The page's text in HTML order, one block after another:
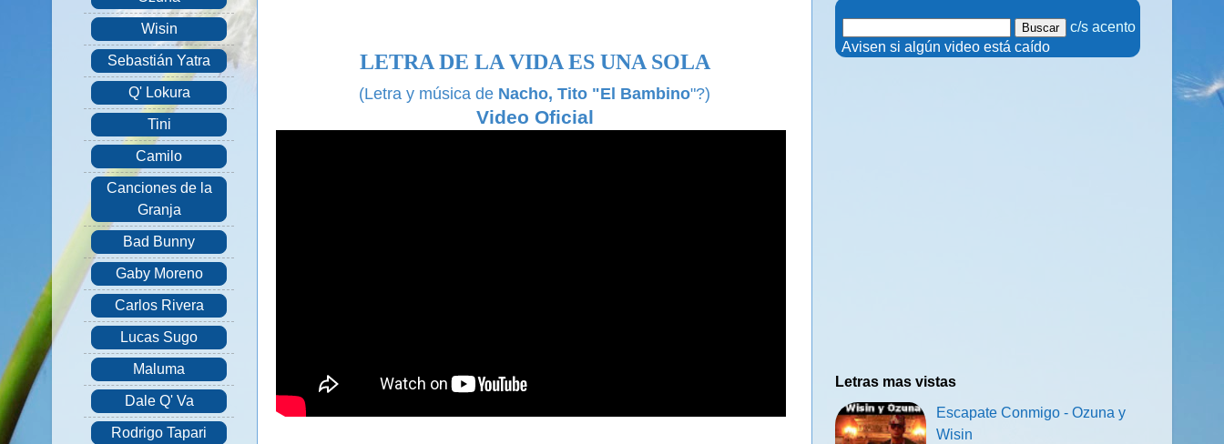
LETRA DE LA VIDA ES UNA SOLA
(Letra y música de Nacho, Tito "El Bambino"?)
Video Oficial
Wisin
Sebastián Yatra
Q' Lokura
Tini
Camilo
Canciones de la
Granja
Bad Bunny
Gaby Moreno
Carlos Rivera
Lucas Sugo
Maluma
Dale Q' Va
Rodrigo Tapari
c/s acento
. Avisen si algún video está caído
Letras mas vistas
Escapate Conmigo - Ozuna y
Wisin